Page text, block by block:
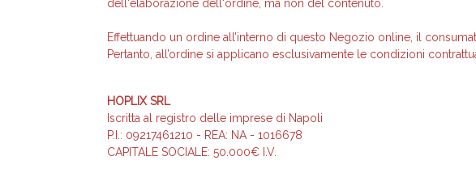
dell'elaborazione dell'ordine, ma non del contenuto.
Effettuando un ordine all’interno di questo Negozio online, il
Pertanto, all’ordine si applicano esclusivamente le condizioni
HOPLIX SRL
Iscritta al registro delle imprese di Napoli
P.I.: 09217461210 - REA: NA - 1016678
CAPITALE SOCIALE: 50.000€ I.V.